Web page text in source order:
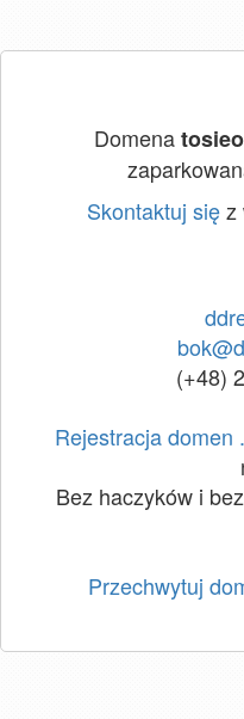
Domena
Skontaktuj sięz
(+48)
Rejestracja domen
Bez haczyków i
Przechwytuj